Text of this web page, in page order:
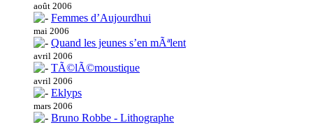
août 2006
Femmes d’Aujourdhui
mai 2006
Quand les jeunes s’en mÃªlent
avril 2006
TÃ©lÃ©moustique
avril 2006
Eklyps
mars 2006
Bruno Robbe - Lithographe